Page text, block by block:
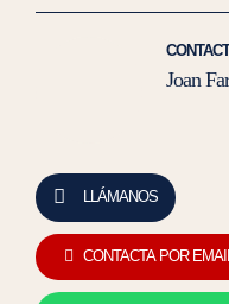
Joan
LLÁMANOS
CONTACTA POR EMAIL